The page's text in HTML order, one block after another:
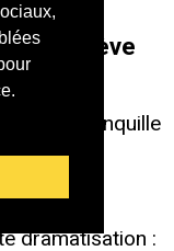
n’élève
fidélité
sois tranquille
si c'est
dramatisation :